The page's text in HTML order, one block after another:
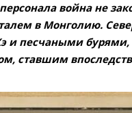
война не
в Монголию.
и песчаными
ставшим